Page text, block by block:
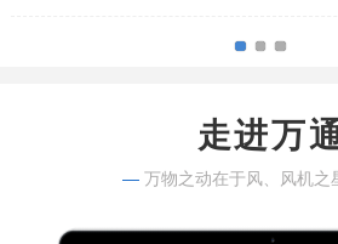
走进万
— 万物之动在于风、风机之